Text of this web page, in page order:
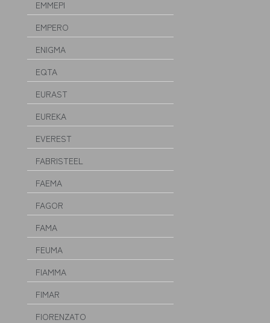
EMMEPI
EMPERO
ENIGMA
EQTA
EURAST
EUREKA
EVEREST
FABRISTEEL
FAEMA
FAGOR
FAMA
FEUMA
FIAMMA
FIMAR
FIORENZATO